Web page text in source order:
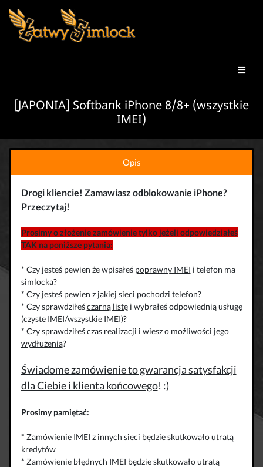
[JAPONIA] Softbank iPhone 8/8+ (wszystkie
IMEI)
Opis
Drogi kliencie! Zamawiasz odblokowanie iPhone?
Przeczytaj!
Prosimy o złożenie zamówienie tylko jeżeli odpowiedziałeś
TAK na poniższe pytania:
* Czy jesteś pewien że wpisałeś poprawny IMEI i telefon ma
simlocka?
* Czy jesteś pewien z jakiej sieci pochodzi telefon?
* Czy sprawdziłeśczarną listęi wybrałeś odpowiednią usługę
(czyste IMEI/wszystkie IMEI)?
* Czy sprawdziłeśczas realizacji i wiesz o możliwości jego
wydłużenia?
Świadome zamówienie to gwarancja satysfakcji
dla Ciebie i klienta końcowego! :)
Prosimy pamiętać:
* Zamówienie IMEI z innych sieci będzie skutkowało utratą
kredytów
* Zamówienie błędnych IMEI będzie skutkowało utratą